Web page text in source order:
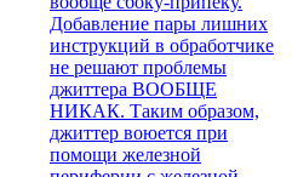
Добавление пары лишних
инструкций в обработчике
не решают проблемы
джиттера ВООБЩЕ
НИКАК. Таким образом,
джиттер воюется при
помощи железной